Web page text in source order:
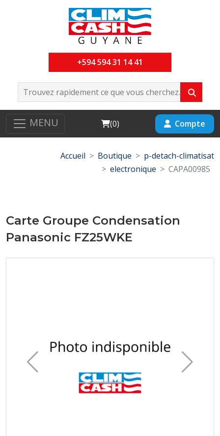
+594 594 31 14 41
MENU Cart
(0) Compte
Accueil Boutique
p-detach-climatisat
electronique
CAPA00985
Carte Groupe Condensation
Panasonic FZ25WKE